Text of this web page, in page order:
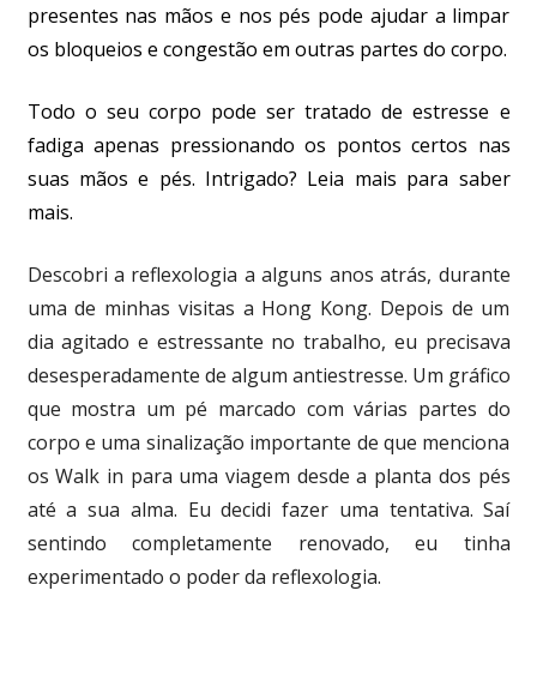
presentes nas mãos e nos pés pode ajudar a limpar
os bloqueios e congestão em outras partes do corpo.
Todo o seu corpo pode ser tratado de estresse e
fadiga apenas pressionando os pontos certos nas
suas mãos e pés. Intrigado? Leia mais para saber
mais.
Descobri a reflexologia a alguns anos atrás, durante
uma de minhas visitas a Hong Kong. Depois de um
dia agitado e estressante no trabalho, eu precisava
desesperadamente de algum antiestresse. Um gráfico
que mostra um pé marcado com várias partes do
corpo e uma sinalização importante de que menciona
os Walk in para uma viagem desde a planta dos pés
até a sua alma. Eu decidi fazer uma tentativa. Saí
sentindo completamente renovado, eu tinha
experimentado o poder da reflexologia.